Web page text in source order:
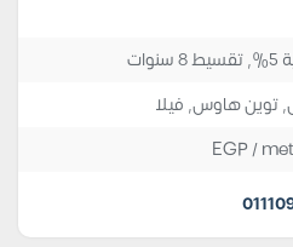
,توين هاوس, فيلا
EGP/